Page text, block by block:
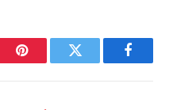
فيسبوك تويتر